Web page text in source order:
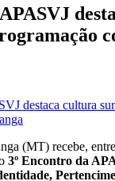
(MT) recebe,
3º Encontro da